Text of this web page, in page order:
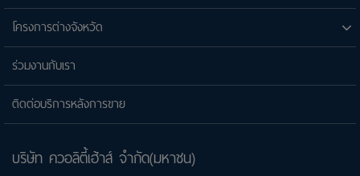
โครงการต่างจังหวัด
ร่วมงานกับเรา
ติดต่อบริการหลังการขาย
บริษัท ควอลิตี้เฮ้าส์ จำกัด(มหาชน)